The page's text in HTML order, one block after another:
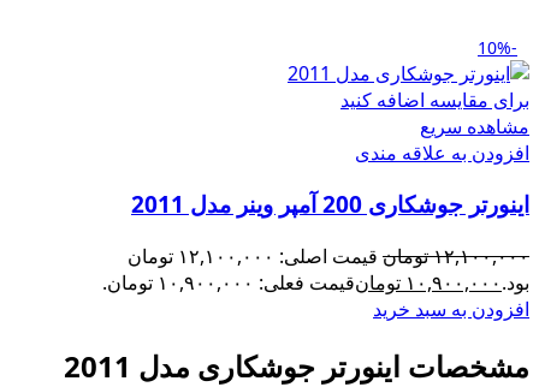
-10%
برای مقایسه اضافه کنید
مشاهده سریع
افزودن به علاقه مندی
اینورتر جوشکاری 200 آمپر وینر مدل 2011
۱۲,۱۰۰,۰۰۰تومان
قیمت اصلی: ۱۲,۱۰۰,۰۰۰ تومان
بود.۱۰,۹۰۰,۰۰۰ تومانقیمت فعلی: ۱۰,۹۰۰,۰۰۰ تومان.
افزودن به سبد خرید
مشخصات اینورتر جوشکاری مدل 2011